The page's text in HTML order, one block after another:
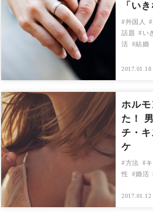
「い
外国人
話題
い
活
結婚
2017.01.18
ホルモ
た！
チ・キ
ケ
方法
性
婚活
2017.01.12